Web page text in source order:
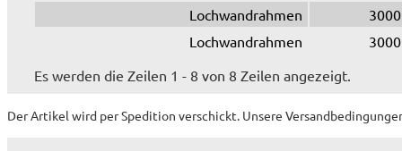
Lochwandrahmen
3000
Lochwandrahmen
3000
Es werden die Zeilen 1 - 8 von 8 Zeilen angezeigt.
Der Artikel wird per Spedition verschickt. Unsere